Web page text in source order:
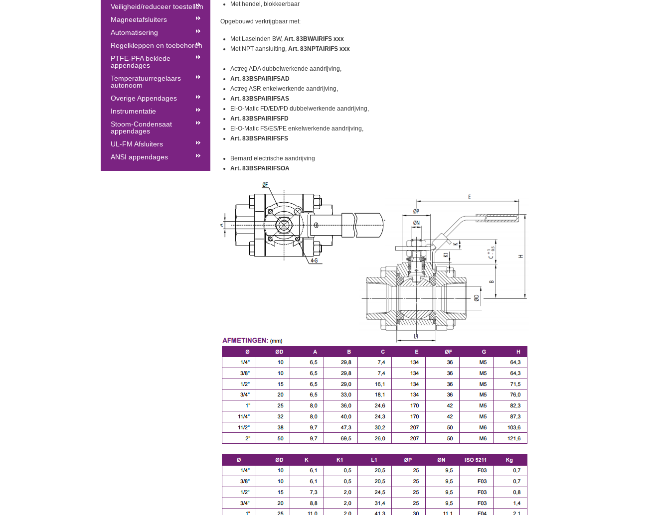
Met hendel, blokkeerbaar
Opgebouwd verkrijgbaar met:
Met Laseinden BW, Art. 83BWAIRIFS xxx
Met NPT aansluiting, Art. 83NPTAIRIFS xxx
Actreg ADA dubbelwerkende aandrijving,
Art. 83BSPAIRIFSAD
Actreg ASR enkelwerkende aandrijving,
Art. 83BSPAIRIFSAS
El-O-Matic FD/ED/PD dubbelwerkende aandrijving,
Art. 83BSPAIRIFSFD
El-O-Matic FS/ES/PE enkelwerkende aandrijving,
Art. 83BSPAIRIFSFS
Bernard electrische aandrijving
Art. 83BSPAIRIFSOA
Veiligheid/reduceer toestellen
Magneetafsluiters
Automatisering
Regelkleppen en toebehoren
PTFE-PFA beklede
appendages
Temperatuurregelaars
autonoom
Overige Appendages
Instrumentatie
Stoom-Condensaat
appendages
UL-FM Afsluiters
ANSI appendages